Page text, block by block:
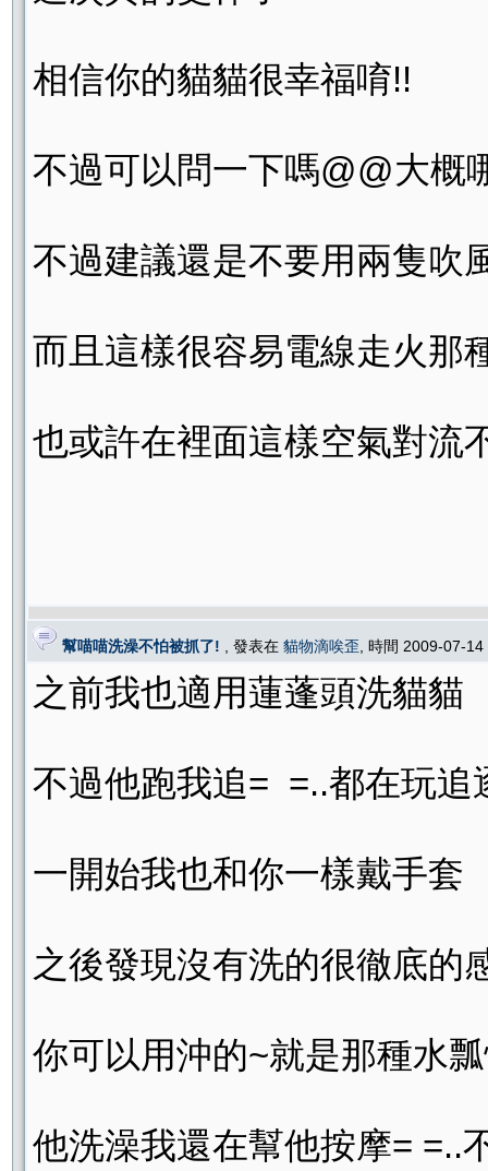
相信你的貓貓很幸福唷!!
不過可以問一下嗎@@大概
不過建議還是不要用兩隻吹
而且這樣很容易電線走火那
也或許在裡面這樣空氣對流
幫喵喵洗澡不怕被抓了! , 發表在 貓物滴唉歪 , 時間 2009-07-
之前我也適用蓮蓬頭洗貓貓
不過他跑我追= =..都在玩追
一開始我也和你一樣戴手套
之後發現沒有洗的很徹底的
你可以用沖的~就是那種水
他洗澡我還在幫他按摩= =..